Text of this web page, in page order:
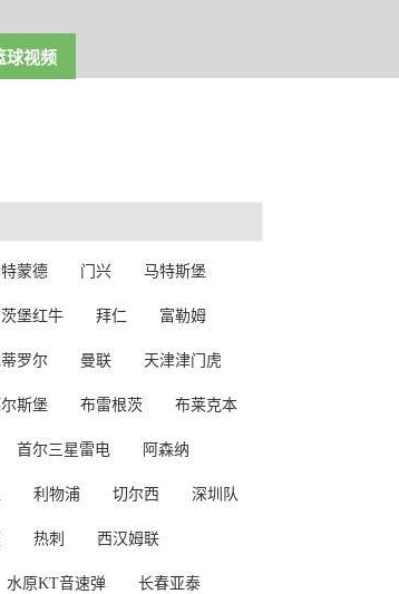
球视频
蒙德 门兴 马特斯堡
堡红牛 拜仁 富勒姆
罗尔 曼联 天津津门虎
斯堡 布雷根茨 布莱克本
首尔三星雷电 阿森纳
利物浦 切尔西 深圳队
热刺 西汉姆联
水原KT音速弹 长春亚泰